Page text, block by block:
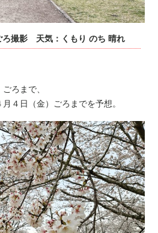
ろ撮影 天気：くもり のち 晴れ
ろまで、
４日（金）ごろまでを予想。